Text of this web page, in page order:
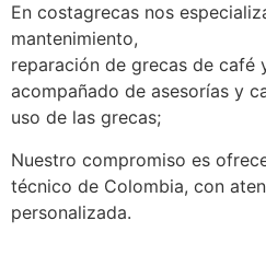
En costagrecas nos
mantenimiento,
reparación de grecas de café
acompañado de asesorías y
uso de las grecas;
Nuestro compromiso es
técnico de Colombia, con
personalizada.